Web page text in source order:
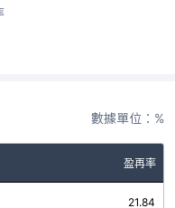
數據單位：%
盈再率
21.84